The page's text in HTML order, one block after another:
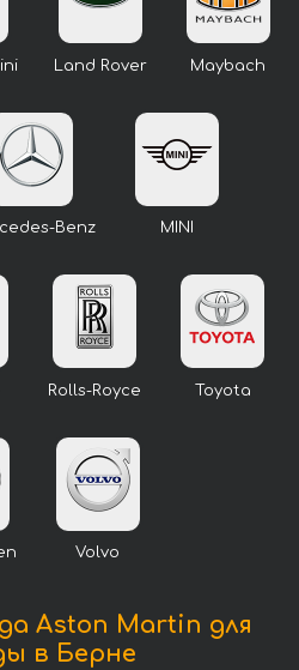
Land Rover Maybach
Benz MINI
Rolls-Royce Toyota
Volvo
Aston Martin для
в Берне